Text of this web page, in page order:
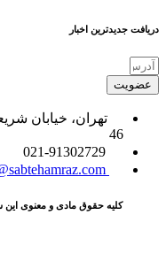
دریافت جدیدترین اخبار
عضویت
تهران، خیابان
46
021-91302729
کلیه حقوق مادی و معنوی این